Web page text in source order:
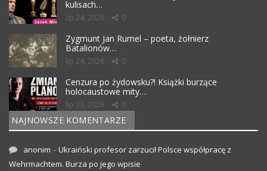
kulisach…
lip 24, 2026 0
Zygmunt Jan Rumel – poeta, żołnierz
Batalionów…
lip 24, 2026 0
Cenzura po żydowsku?! Książki burzące
holocaustowe mity…
lip 23, 2026 0
NAJNOWSZE KOMENTARZE
anonim - Ukraiński profesor zarzucił Polsce współpracę z
Wehrmachtem. Burza po jego wpisie